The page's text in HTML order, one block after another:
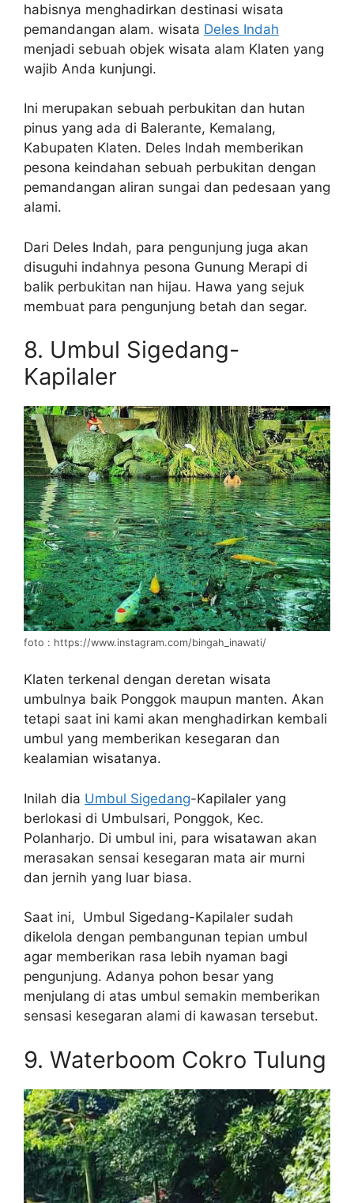
habisnya menghadirkan destinasi wisata
pemandangan alam. wisata Deles Indah
menjadi sebuah objek wisata alam Klaten yang
wajib Anda kunjungi.
Ini merupakan sebuah perbukitan dan hutan
pinus yang ada di Balerante, Kemalang,
Kabupaten Klaten. Deles Indah memberikan
pesona keindahan sebuah perbukitan dengan
pemandangan aliran sungai dan pedesaan yang
alami.
Dari Deles Indah, para pengunjung juga akan
disuguhi indahnya pesona Gunung Merapi di
balik perbukitan nan hijau. Hawa yang sejuk
membuat para pengunjung betah dan segar.
8. Umbul Sigedang-
Kapilaler
foto : https://www.instagram.com/bingah_inawati/
Klaten terkenal dengan deretan wisata
umbulnya baik Ponggok maupun manten. Akan
tetapi saat ini kami akan menghadirkan kembali
umbul yang memberikan kesegaran dan
kealamian wisatanya.
Inilah dia Umbul Sigedang-Kapilaler yang
berlokasi di Umbulsari, Ponggok, Kec.
Polanharjo. Di umbul ini, para wisatawan akan
merasakan sensai kesegaran mata air murni
dan jernih yang luar biasa.
Saat ini, Umbul Sigedang-Kapilaler sudah
dikelola dengan pembangunan tepian umbul
agar memberikan rasa lebih nyaman bagi
pengunjung. Adanya pohon besar yang
menjulang di atas umbul semakin memberikan
sensasi kesegaran alami di kawasan tersebut.
9. Waterboom Cokro Tulung